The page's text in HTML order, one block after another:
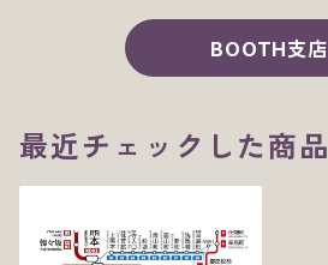
BOOTH支店
最近チェックした商品